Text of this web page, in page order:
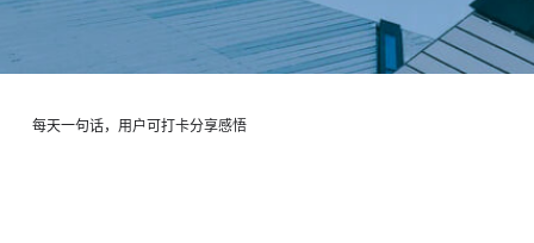
每天一句话，用户可打卡分享感悟